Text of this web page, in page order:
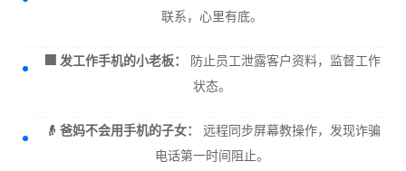
联系，心里有底。
🏢 发工作手机的小老板：
防止员工泄露客户资料，监督工作
状态。
👴 爸妈不会用手机的子女：
远程同步屏幕教操作，发现诈骗
电话第一时间阻止。